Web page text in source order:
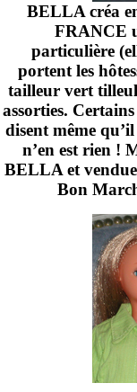
BELLA créa
FRANCE
particulière
portent les
tailleur vert tilleul
assorties.
disent même
n’en est rien !
BELLA et
Bon